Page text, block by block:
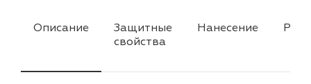
Описание
Защитные
свойства
Нанесение